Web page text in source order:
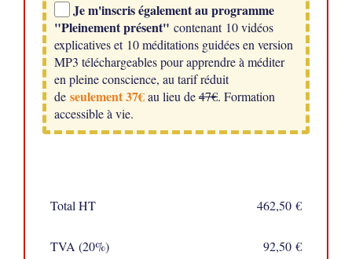
Je m'inscris également au programme
"Pleinement présent" contenant 10 vidéos
explicatives et 10 méditations guidées en version
MP3 téléchargeables pour apprendre à méditer
en pleine conscience, au tarif réduit
de seulement 37€au lieu de47€. Formation
accessible à vie.
Total HT 462,50 €
TVA (20%) 92,50 €